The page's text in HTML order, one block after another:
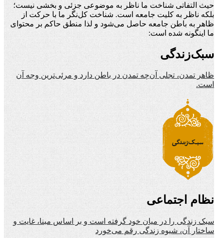
حیث التفاتی شناخت ما ناظر به موضوعی جزئی و بخشی نیست؛
بلکه ناظر به کلیت جامعه است. شناخت کل‌نگر ما با حرکت از
ظاهر به باطن جامعه حاصل می‌شود و لذا منطق حاکم بر محتوای
ما اینگونه شده است:
سبک‌زندگی
ظاهر تمدن، تجلی آن‌چه تمدن در باطن دارد و مرئی‌ترین وجه آن
است.
نظام اجتماعی
سبک زندگی را در میان خود گرفته است و بر اساس مبنا، غایت و
ساختار آن، شیوه زندگی رقم می‌خورد